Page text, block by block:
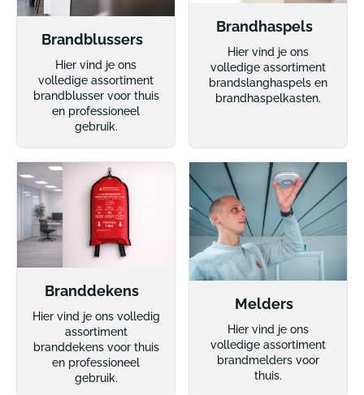
Brandblussers
Hier vind je ons
volledige assortiment
brandblusser voor thuis
en professioneel
gebruik.
Brandhaspels
Hier vind je ons
volledige assortiment
brandslanghaspels en
brandhaspelkasten.
Branddekens
Hier vind je ons volledig
assortiment
branddekens voor thuis
en professioneel
gebruik.
Melders
Hier vind je ons
volledige assortiment
brandmelders voor
thuis.